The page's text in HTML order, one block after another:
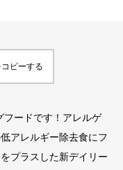
ピーする
フードです！アレルゲ
アレルギー除去食にフ
プラスした新デイリー